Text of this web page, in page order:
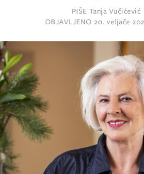
PIŠE Tanja Vučićević
OBJAVLJENO 20. veljače